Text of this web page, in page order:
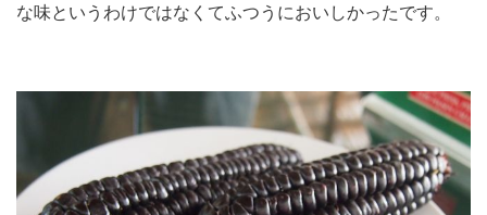
な味というわけではなくてふつうにおいしかったです。